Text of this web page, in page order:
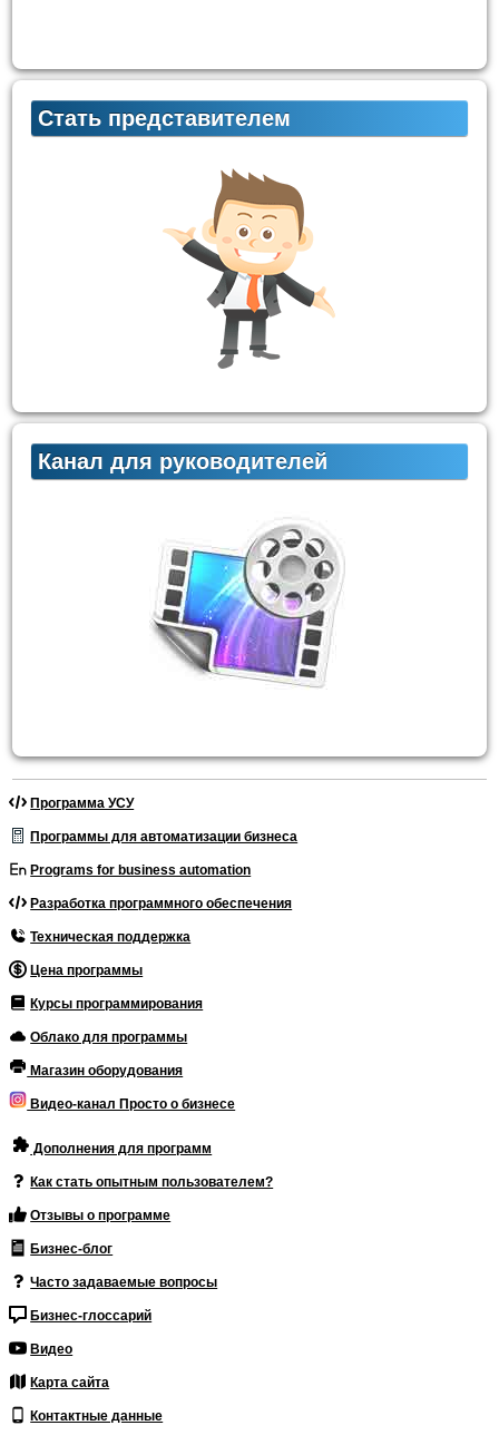
Стать представителем
Канал для руководителей
Программа УСУ
Программы для автоматизации бизнеса
Programs for business automation
Разработка программного обеспечения
Техническая поддержка
Цена программы
Курсы программирования
Облако для программы
Магазин оборудования
Видео-канал Просто о бизнесе
Дополнения для программ
Как стать опытным пользователем?
Отзывы о программе
Бизнес-блог
Часто задаваемые вопросы
Бизнес-глоссарий
Видео
Карта сайта
Контактные данные